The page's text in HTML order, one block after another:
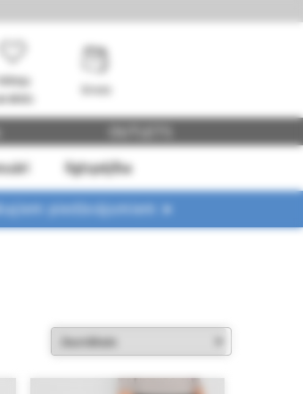
Vēlmju
Ilgtspējība
piedāvājumiem ➤